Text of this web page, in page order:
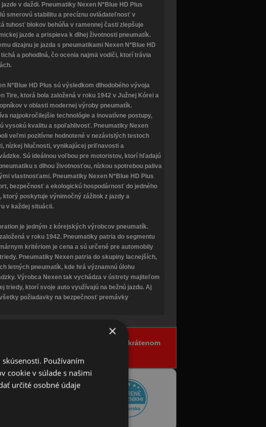
v daždi. Pneumatiky Nexen N*Blue HD Plus
smerovú stabilitu a precíznu ovládateľnosť v
tuhosť blokov behúňa v ramennej časti zlepšuje
jazde a prispieva k dlhej životnosti pneumatík.
dizajnu je jazda s pneumatikami Nexen N*Blue HD
a pohodlná, čo ocenia najmä vodiči, ktorí trávia
N*Blue HD Plus sú výsledkom dlhodobého vývoja
Tire, ktorá bola založená v roku 1942 v Južnej Kórei a
v oblasti modernej výroby pneumatík.
najpokročilejšie technológie a inovatívne postupy,
vysokú kvalitu a spoľahlivosť. Pneumatiky Nexen
veľmi pozitívne hodnotené v nezávislých testoch
nízkej hlučnosti, vynikajúcej priľnavosti a
Sú ideálnou voľbou pre motoristov, ktorí hľadajú
s dlhou životnosťou, nízkou spotrebou paliva
vlastnosťami. Pneumatiky Nexen N*Blue HD Plus
bezpečnosť a ekologickú hospodárnosť do jedného
ktorý poskytuje výnimočný zážitok z jazdy a
v každej situácii.
je jedným z kórejských výrobcov pneumatík.
v roku 1942. Pneumatiky patria do segmentu
kritériom je cena a sú určené pre automobily
Pneumatiky Nexen patria do skupiny lacnejších,
letných pneumatík, kde hrá významnú úlohu
Výrobca Nexen tak vychádza v ústrety majiteľom
triedy, ktorí svoje auto využívajú na bežnú jazdu. Aj
požiadavky na bezpečnosť premávky
expedícia objednávok fungovať v skrátenom
vyhľadávača tovaru
Ďakujeme za dôveru a
×
Používaním
cookie v súlade s našimi
určité osobné údaje